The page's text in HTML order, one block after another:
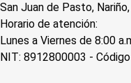
San Juan de Pasto,
Horario de atención:
Lunes a Viernes de 8:00
NIT: 8912800003 -